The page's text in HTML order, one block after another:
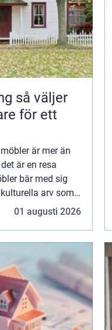
för ett
är mer än
är en resa
bär med sig
arv som
Genom att
01 augusti 2026